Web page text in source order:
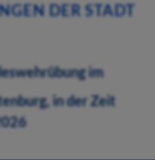
DER STADT
im
in der Zeit